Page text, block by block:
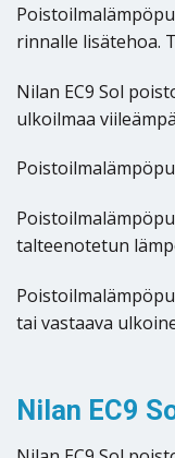
rinnalle lisätehoa.
Nilan EC9 Sol
ulkoilmaa
talteenotetun
tai vastaava
Nilan EC9